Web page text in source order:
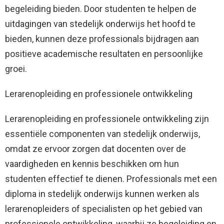
begeleiding bieden. Door studenten te helpen de
uitdagingen van stedelijk onderwijs het hoofd te
bieden, kunnen deze professionals bijdragen aan
positieve academische resultaten en persoonlijke
groei.
Lerarenopleiding en professionele ontwikkeling
Lerarenopleiding en professionele ontwikkeling zijn
essentiële componenten van stedelijk onderwijs,
omdat ze ervoor zorgen dat docenten over de
vaardigheden en kennis beschikken om hun
studenten effectief te dienen. Professionals met een
diploma in stedelijk onderwijs kunnen werken als
lerarenopleiders of specialisten op het gebied van